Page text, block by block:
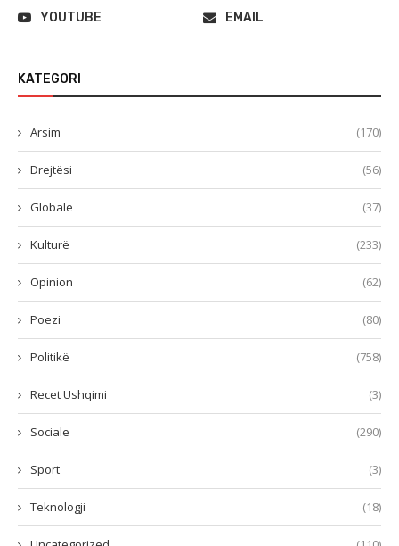
YOUTUBE
EMAIL
KATEGORI
Arsim (170)
Drejtësi (56)
Globale (37)
Kulturë (233)
Opinion (62)
Poezi (80)
Politikë (758)
Recet Ushqimi (3)
Sociale (290)
Sport (3)
Teknologji (18)